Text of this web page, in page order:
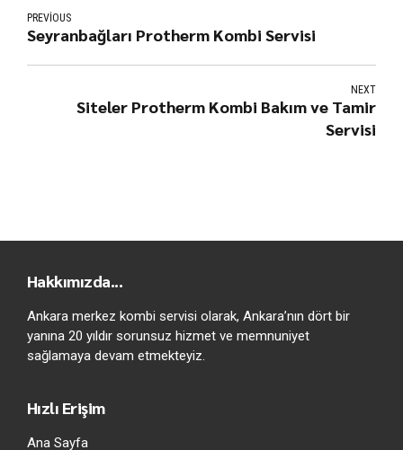
PREVIOUS
Seyranbağları Protherm Kombi Servisi
NEXT
Siteler Protherm Kombi Bakım ve Tamir
Servisi
Hakkımızda...
Ankara merkez kombi servisi olarak, Ankara’nın dört bir
yanına 20 yıldır sorunsuz hizmet ve memnuniyet
sağlamaya devam etmekteyiz.
Hızlı Erişim
Ana Sayfa